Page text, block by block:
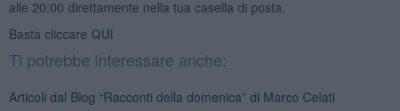
alle 20:00 direttamente nella tua casella di posta.
Basta cliccare QUI
Ti potrebbe interessare anche:
Articoli dal Blog “Racconti della domenica” di Marco Celati